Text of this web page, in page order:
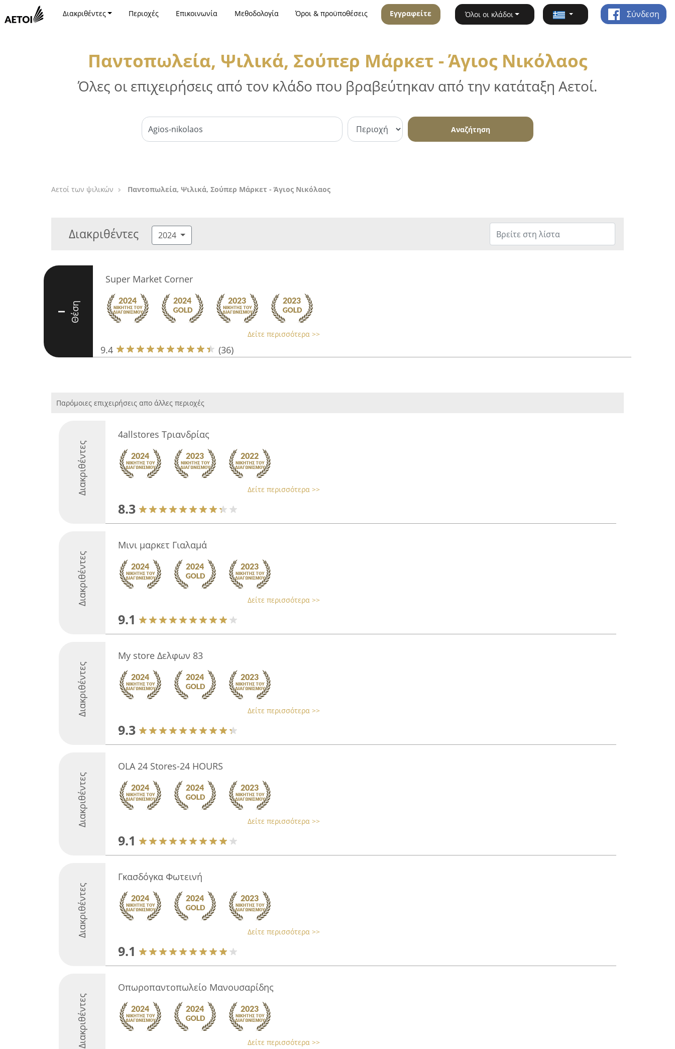
Διακριθέντες Περιοχές Επικοινωνία Μεθοδολογία Όροι & προϋποθέσεις Εγγραφείτε Όλοι οι κλάδοι Σύνδεση
Παντοπωλεία, Ψιλικά, Σούπερ Μάρκετ - Άγιος Νικόλαος
Όλες οι επιχειρήσεις από τον κλάδο που βραβεύτηκαν από την κατάταξη Αετοί.
Αναζήτηση
Αετοί των ψιλικών Παντοπωλεία, Ψιλικά, Σούπερ Μάρκετ - Άγιος Νικόλαος
Διακριθέντες 2024
I Θέση
Super Market Corner
Δείτε περισσότερα >>
9.4 (36)
Παρόμοιες επιχειρήσεις απο άλλες περιοχές
Διακριθέντες
4allstores Τριανδρίας
Δείτε περισσότερα >>
8.3
Διακριθέντες
Μινι μαρκετ Γιαλαμά
Δείτε περισσότερα >>
9.1
Διακριθέντες
My store Δελφων 83
Δείτε περισσότερα >>
9.3
Διακριθέντες
OLA 24 Stores-24 HOURS
Δείτε περισσότερα >>
9.1
Διακριθέντες
Γκασδόγκα Φωτεινή
Δείτε περισσότερα >>
9.1
Διακριθέντες
Οπωροπαντοπωλείο Μανουσαρίδης
Δείτε περισσότερα >>